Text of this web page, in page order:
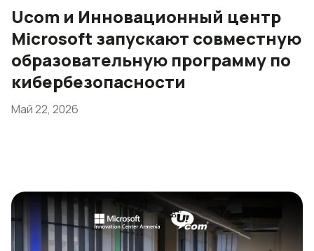
Для дома
Мобильная связь
Uplay Новый
Вход
Ucom и Инновационный центр
Microsoft запускают совместную
образовательную программу по
кибербезопасности
Май 22, 2026